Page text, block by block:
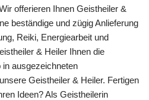
offerieren Ihnen Geistheiler &
beständige und zügig Anlieferung
Reiki, Energiearbeit und
& Heiler Ihnen die
in ausgezeichneten
Geistheiler & Heiler. Fertigen
Ideen? Als Geistheilerin